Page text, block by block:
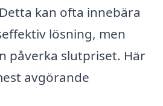
kan ofta innebära
lösning, men
påverka slutpriset. Här
avgörande